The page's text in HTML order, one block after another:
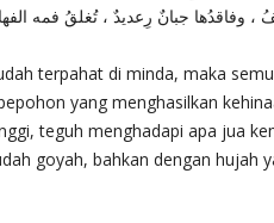
، وفاقدُها جبانٌ رِعديدٌ ، تُغلقُ فمه
terpahat di minda, maka
yang menghasilkan
teguh menghadapi apa jua
goyah, bahkan dengan hujah